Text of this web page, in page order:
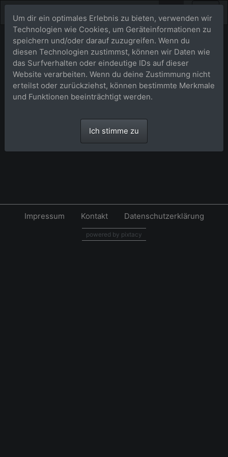
Warenkorb
Ihr Warenkorb ist leer.
Um dir ein optimales Erlebnis zu bieten, verwenden wir
Technologien wie Cookies, um Geräteinformationen zu
speichern und/oder darauf zuzugreifen. Wenn du
diesen Technologien zustimmst, können wir Daten wie
das Surfverhalten oder eindeutige IDs auf dieser
Website verarbeiten. Wenn du deine Zustimmung nicht
erteilst oder zurückziehst, können bestimmte Merkmale
und Funktionen beeinträchtigt werden.
Ich stimme zu
Impressum Kontakt Datenschutzerklärung
powered by pixtacy